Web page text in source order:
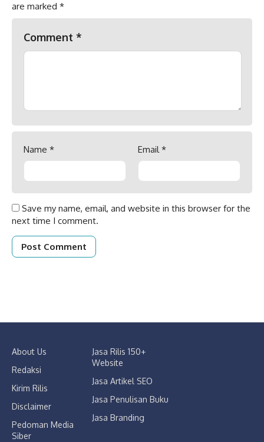
are marked *
Comment *
Name * Email*
Save my name, email, and website in this browser for the
next time I comment.
About Us
Redaksi
Kirim Rilis
Disclaimer
Pedoman Media
Siber
Jasa Rilis 150+
Website
Jasa Artikel SEO
Jasa Penulisan Buku
Jasa Branding